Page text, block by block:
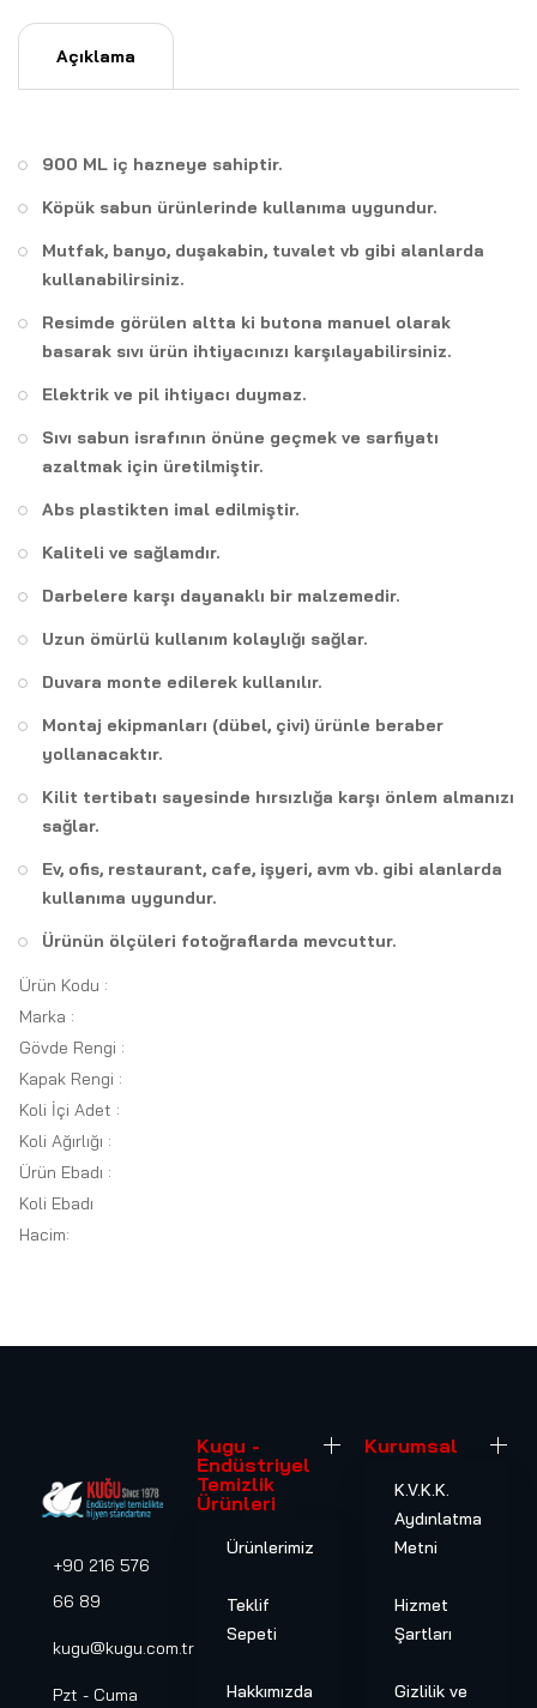
Açıklama
900 ML iç hazneye sahiptir.
Köpük sabun ürünlerinde kullanıma uygundur.
Mutfak, banyo, duşakabin, tuvalet vb gibi alanlarda
kullanabilirsiniz.
Resimde görülen altta ki butona manuel olarak
basarak sıvı ürün ihtiyacınızı karşılayabilirsiniz.
Elektrik ve pil ihtiyacı duymaz.
Sıvı sabun israfının önüne geçmek ve sarfiyatı
azaltmak için üretilmiştir.
Abs plastikten imal edilmiştir.
Kaliteli ve sağlamdır.
Darbelere karşı dayanaklı bir malzemedir.
Uzun ömürlü kullanım kolaylığı sağlar.
Duvara monte edilerek kullanılır.
Montaj ekipmanları (dübel, çivi) ürünle beraber
yollanacaktır.
Kilit tertibatı sayesinde hırsızlığa karşı önlem almanızı
sağlar.
Ev, ofis, restaurant, cafe, işyeri, avm vb. gibi alanlarda
kullanıma uygundur.
Ürünün ölçüleri fotoğraflarda mevcuttur.
Ürün Kodu :
Marka :
Gövde Rengi :
Kapak Rengi :
Koli İçi Adet :
Koli Ağırlığı :
Ürün Ebadı :
Koli Ebadı
Hacim:
+90 216 576
66 89
kugu@kugu.com.tr
Pzt - Cuma
Kugu -
Endüstriyel
Temizlik
Ürünleri
Ürünlerimiz
Teklif
Sepeti
Hakkımızda
Kurumsal
K.V.K.K.
Aydınlatma
Metni
Hizmet
Şartları
Gizlilik ve